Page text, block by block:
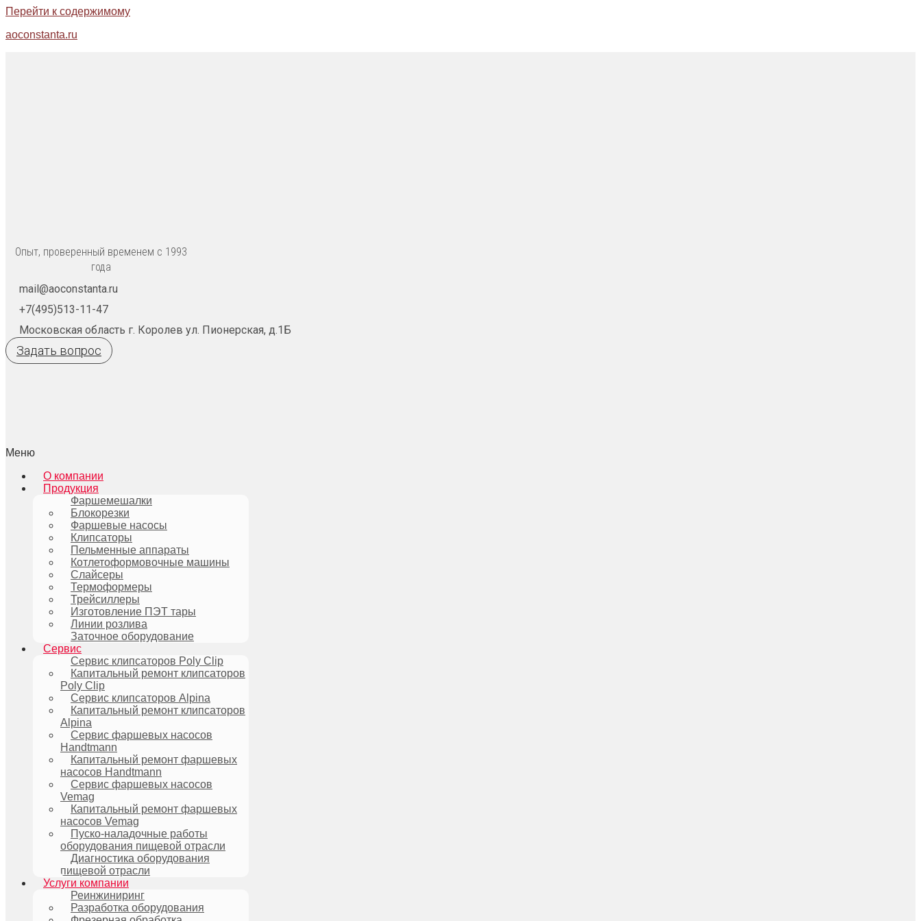
Перейти к содержимому
aoconstanta.ru
Опыт, проверенный временем с 1993
года
mail@aoconstanta.ru
+7(495)513-11-47
Московская область г. Королев ул. Пионерская, д.1Б
Задать вопрос
Меню
О компании
Продукция
Фаршемешалки
Блокорезки
Фаршевые насосы
Клипсаторы
Пельменные аппараты
Котлетоформовочные машины
Слайсеры
Термоформеры
Трейсиллеры
Изготовление ПЭТ тары
Линии розлива
Заточное оборудование
Сервис
Сервис клипсаторов Poly Clip
Капитальный ремонт клипсаторов
Poly Clip
Сервис клипсаторов Alpina
Капитальный ремонт клипсаторов
Alpina
Сервис фаршевых насосов
Handtmann
Капитальный ремонт фаршевых
насосов Handtmann
Сервис фаршевых насосов
Vemag
Капитальный ремонт фаршевых
насосов Vemag
Пуско-наладочные работы
оборудования пищевой отрасли
Диагностика оборудования
пищевой отрасли
Услуги компании
Реинжиниринг
Разработка оборудования